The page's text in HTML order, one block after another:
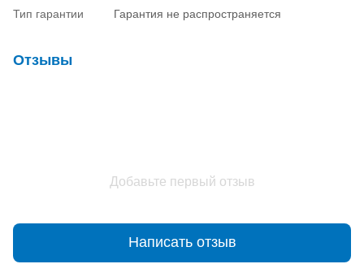
Тип гарантии Гарантия не распространяется
Отзывы
Добавьте первый отзыв
Написать отзыв